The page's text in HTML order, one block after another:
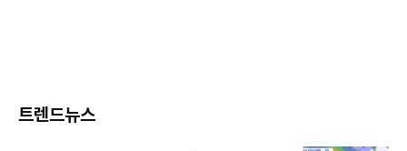
트렌드뉴스